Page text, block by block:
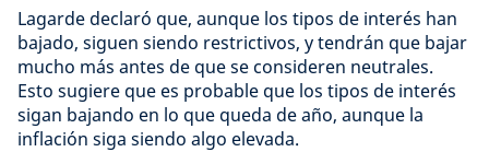
Lagarde declaró que, aunque los tipos de interés han
bajado, siguen siendo restrictivos, y tendrán que bajar
mucho más antes de que se consideren neutrales.
Esto sugiere que es probable que los tipos de interés
sigan bajando en lo que queda de año, aunque la
inflación siga siendo algo elevada.